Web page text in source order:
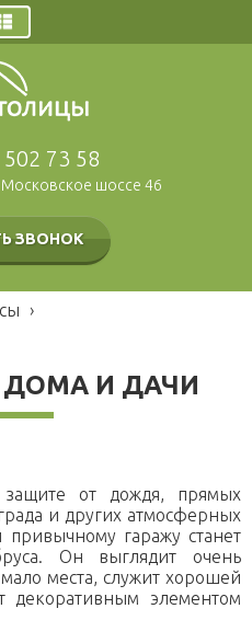
73 58
Московское шоссе 46
ЗВОНОК
›
И ДАЧИ
защите от дождя, прямых
и других атмосферных
гаражу станет
Он выглядит очень
места, служит хорошей
декоративным элементом